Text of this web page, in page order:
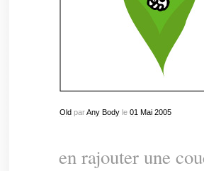
OldparAny Bodyle 01 Mai 2005
en rajouter une